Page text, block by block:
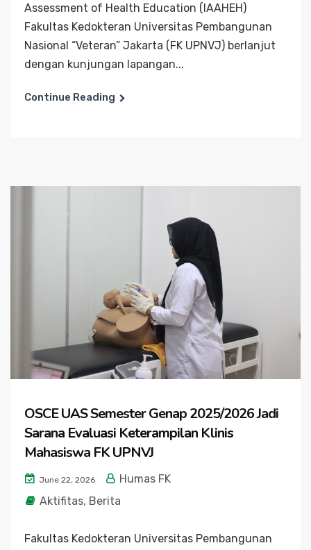
Assessment of Health Education (IAAHEH)
Fakultas Kedokteran Universitas Pembangunan
Nasional “Veteran” Jakarta (FK UPNVJ) berlanjut
dengan kunjungan lapangan...
Continue Reading
OSCE UAS Semester Genap 2025/2026 Jadi
Sarana Evaluasi Keterampilan Klinis
Mahasiswa FK UPNVJ
June 22, 2026
Humas FK
Aktifitas, Berita
Fakultas Kedokteran Universitas Pembangunan